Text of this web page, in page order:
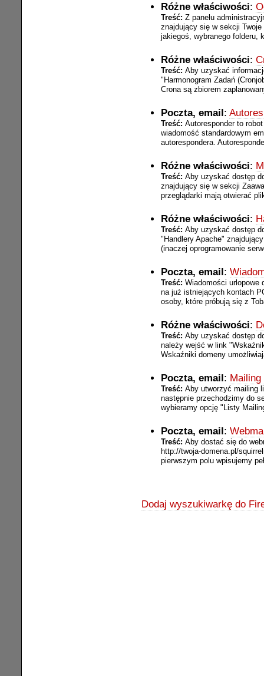
Różne właściwości:
Treść: Z panelu
znajdujący się w sekcji Twoje
jakiegoś, wybranego folderu,
Różne właściwości:
Treść: Aby uzyskać
"Harmonogram Zadań
Crona są zbiorem
Poczta, email:
Treść: Autoresponder to
wiadomość standardowym
autorespondera.
Różne właściwości:
Treść: Aby uzyskać dostęp
znajdujący się w sekcji
przeglądarki mają otwierać
Różne właściwości:
Treść: Aby uzyskać dostęp
"Handlery Apache"
(inaczej oprogramowanie
Poczta, email:
Treść: Wiadomości urlopowe
na już istniejących kontach
osoby, które próbują się z
Różne właściwości:
Treść: Aby uzyskać dostęp
należy wejść w link
Wskaźniki domeny
Poczta, email:
Treść: Aby utworzyć mailing
następnie przechodzimy do
wybieramy opcję "Listy
Poczta, email:
Treść: Aby dostać się do
http://twoja-domena.pl/
pierwszym polu wpisujemy
Dodaj wyszukiwarkę do